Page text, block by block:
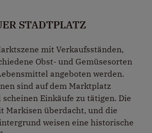
STADTPLATZ
mit Verkaufsständen,
Obst- und Gemüsesorten
angeboten werden.
sind auf dem Marktplatz
Einkäufe zu tätigen. Die
Markisen überdacht, und die
weisen eine historische